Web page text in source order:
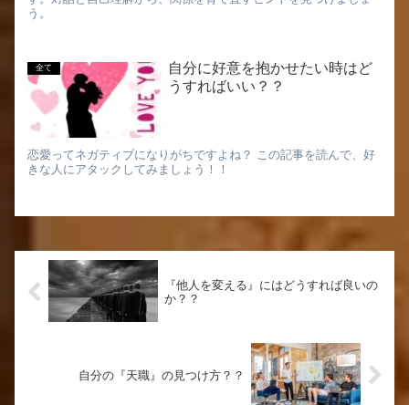
う。
全て
自分に好意を抱かせたい時はど
うすればいい？？
恋愛ってネガティブになりがちですよね？ この記事を読んで、好
きな人にアタックしてみましょう！！
『他人を変える』にはどうすれば良いの
か？？
自分の『天職』の見つけ方？？